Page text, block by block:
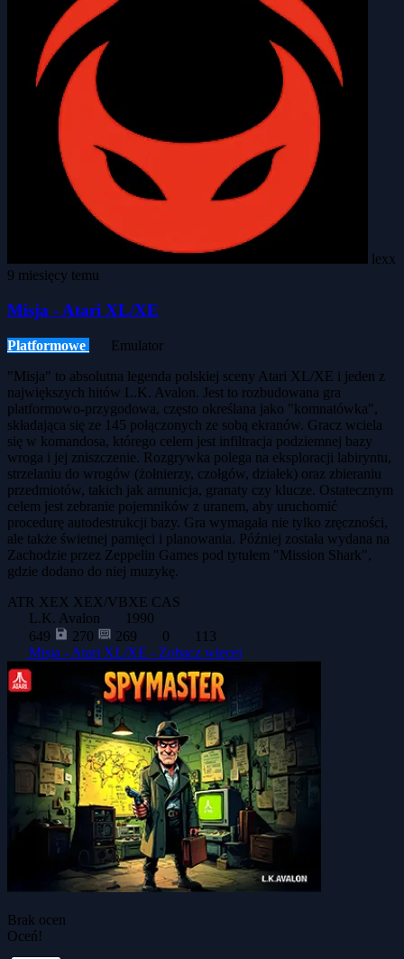
lexx
9 miesięcy temu
Misja - Atari XL/XE
Platformowe
Emulator
"Misja" to absolutna legenda polskiej sceny Atari XL/XE i jeden z
największych hitów L.K. Avalon. Jest to rozbudowana gra
platformowo-przygodowa, często określana jako "komnatówka",
składająca się ze 145 połączonych ze sobą ekranów. Gracz wciela
się w komandosa, którego celem jest infiltracja podziemnej bazy
wroga i jej zniszczenie. Rozgrywka polega na eksploracji labiryntu,
strzelaniu do wrogów (żołnierzy, czołgów, działek) oraz zbieraniu
przedmiotów, takich jak amunicja, granaty czy klucze. Ostatecznym
celem jest zebranie pojemników z uranem, aby uruchomić
procedurę autodestrukcji bazy. Gra wymagała nie tylko zręczności,
ale także świetnej pamięci i planowania. Później została wydana na
Zachodzie przez Zeppelin Games pod tytułem "Mission Shark",
gdzie dodano do niej muzykę.
ATR XEX XEX/VBXE CAS
L.K. Avalon
1990
649
270 269 0
113
Misja - Atari XL/XE - Zobacz więcej
Brak ocen
Oceń!